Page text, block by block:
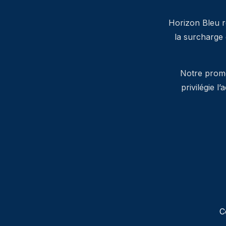
Horizon Bleu
la
Notre
privilégie